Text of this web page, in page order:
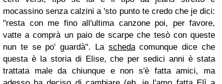
mocassino senza calzini a 'sto punto te credo che je dici:
"resta con me fino all'ultima canzone poi, per favore,
vatte a comprà un paio de scarpe che tesò con queste
nun te se po' guardà". La schedacomunque dice che
questa è la storia di Elise, che per sedici anni è stata
trattata male da chiunque e non s'è fatta amici, ma